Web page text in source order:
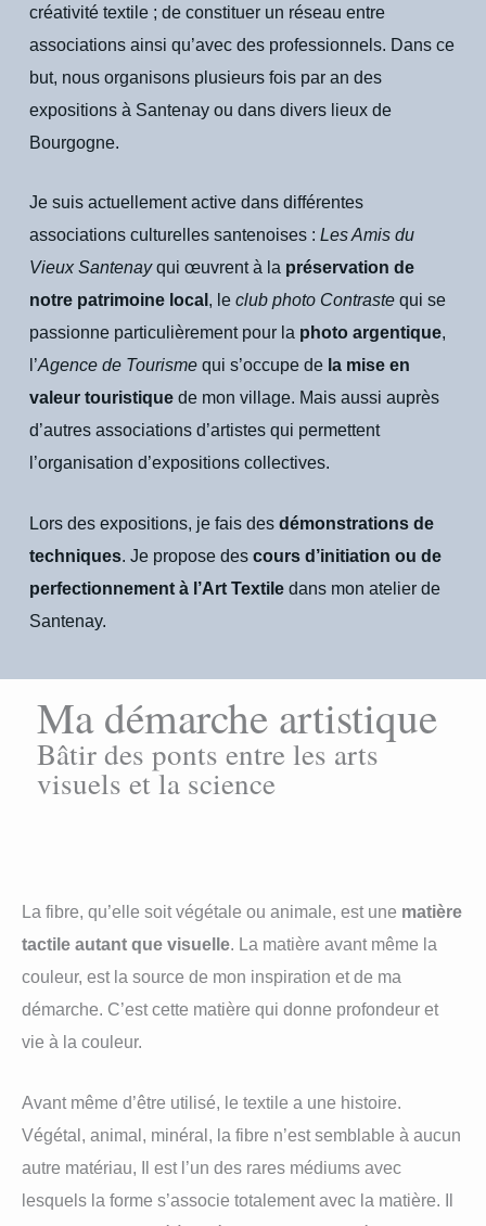
créativité textile ; de constituer un réseau entre
associations ainsi qu’avec des professionnels. Dans ce
but, nous organisons plusieurs fois par an des
expositions à Santenay ou dans divers lieux de
Bourgogne.
Je suis actuellement active dans différentes
associations culturelles santenoises : Les Amis du
Vieux Santenayqui œuvrent à la préservation de
notre patrimoine local, le club photo Contrastequi se
passionne particulièrement pour la photo argentique,
l’Agence de Tourismequi s’occupe de la mise en
valeur touristiquede mon village. Mais aussi auprès
d’autres associations d’artistes qui permettent
l’organisation d’expositions collectives.
Lors des expositions, je fais des démonstrations de
techniques. Je propose des cours d’initiation ou de
perfectionnement à l’Art Textiledans mon atelier de
Santenay.
Ma démarche artistique
Bâtir des ponts entre les arts
visuels et la science
La fibre, qu’elle soit végétale ou animale, est une matière
tactile autant que visuelle. La matière avant même la
couleur, est la source de mon inspiration et de ma
démarche. C’est cette matière qui donne profondeur et
vie à la couleur.
Avant même d’être utilisé, le textile a une histoire.
Végétal, animal, minéral, la fibre n’est semblable à aucun
autre matériau, Il est l’un des rares médiums avec
lesquels la forme s’associe totalement avec la matière. Il